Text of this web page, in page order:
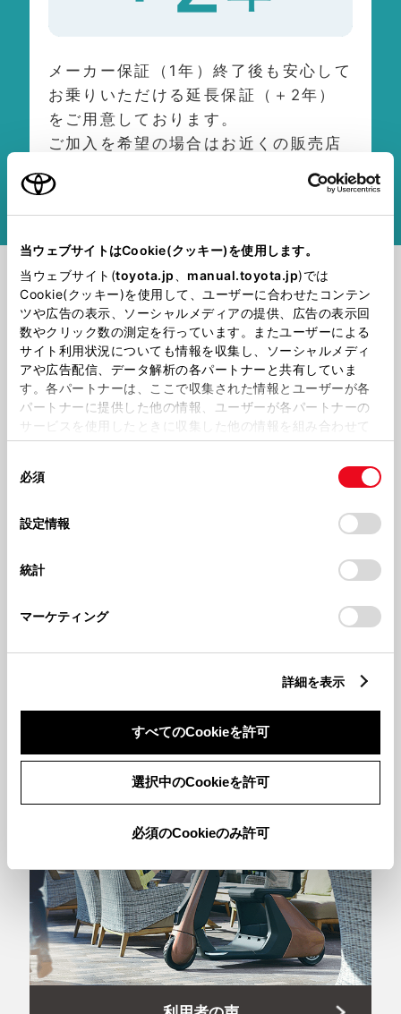
当ウェブサイトはCookie(クッキー)を使用します。
当ウェブサイト(toyota.jp manual.toyota.jp)では
Cookie(クッキー)を使用して、ユーザーに合わせたコンテン
ツや広告の表示、ソーシャルメディアの提供、広告の表示回
数やクリック数の測定を行っています。またユーザーによる
サイト利用状況についても情報を収集し、ソーシャルメディ
アや広告配信、データ解析の各パートナーと共有していま
す。各パートナーは、ここで収集された情報とユーザーが各
パートナーに提供した他の情報、ユーザーが各パートナーの
サービスを使用したときに収集した他の情報を組み合わせて
使用することがあります。当ウェブサイトの使用を続行する
デバイスにすべてのCookie(クッキー)が保存されることに同
意したことになります。Cookie(クッキー)のオプトアウト、
設定の変更、同意を撤回したりするにあたっては、当社の
「Cookie（クッキー）情報の取り扱いについて
」をご覧くだ
必須
設定情報
統計
マーケティング
詳細を表示
すべてのCookieを許可
選択中のCookieを許可
必須のCookieのみ許可
メーカー保証（1年）終了後も安心して
お乗りいただける延長保証（＋2年）
をご用意しております。
ご加入を希望の場合はお近くの販売店